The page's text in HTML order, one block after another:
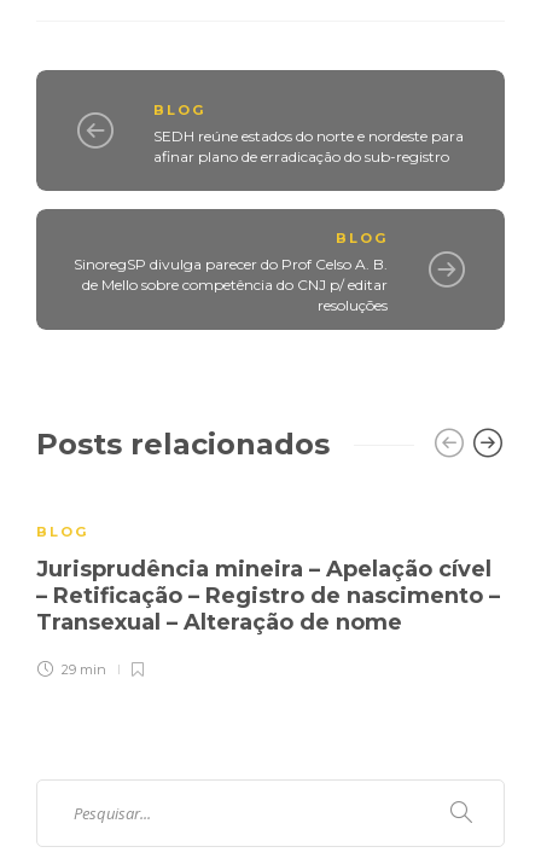
BLOG
SEDH reúne estados do norte e nordeste para
afinar plano de erradicação do sub-registro
BLOG
SinoregSP divulga parecer do Prof Celso A. B.
de Mello sobre competência do CNJ p/ editar
resoluções
Posts relacionados
BLOG
Jurisprudência mineira – Apelação cível
– Retificação – Registro de nascimento –
Transexual – Alteração de nome
29 min